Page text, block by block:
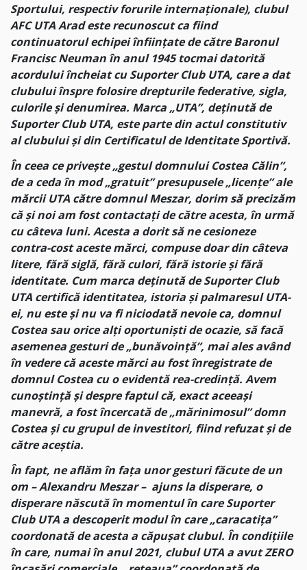
Sportului, respectiv forurile internaționale), clubul
AFC UTA Arad este recunoscut ca fiind
continuatorul echipei înființate de către Baronul
Francisc Neuman în anul 1945 tocmai datorită
acordului încheiat cu Suporter Club UTA, care a dat
clubului înspre folosire drepturile federative, sigla,
culorile și denumirea. Marca „UTA”, deținută de
Suporter Club UTA, este parte din actul constitutiv
al clubului și din Certificatul de Identitate Sportivă.
În ceea ce privește „gestul domnului Costea Călin”,
de a ceda în mod „gratuit” presupusele „licențe” ale
mărcii UTA către domnul Meszar, dorim să precizăm
că și noi am fost contactați de către acesta, în urmă
cu câteva luni. Acesta a dorit să ne cesioneze
contra-cost aceste mărci, compuse doar din câteva
litere, fără siglă, fără culori, fără istorie și fără
identitate. Cum marca deținută de Suporter Club
UTA certifică identitatea, istoria și palmaresul UTA-
ei, nu este și nu va fi niciodată nevoie ca, domnul
Costea sau orice alți oportuniști de ocazie, să facă
asemenea gesturi de „bunăvoință”, mai ales având
în vedere că aceste mărci au fost înregistrate de
domnul Costea cu o evidentă rea-credință. Avem
cunoștință și despre faptul că, exact aceeași
manevră, a fost încercată de „mărinimosul” domn
Costea și cu grupul de investitori, fiind refuzat și de
către aceștia.
În fapt, ne aflăm în fața unor gesturi făcute de un
om – Alexandru Meszar – ajuns la disperare, o
disperare născută în momentul în care Suporter
Club UTA a descoperit modul în care „caracatița”
coordonată de acesta a căpușat clubul. În condițiile
în care, numai în anul 2021, clubul UTA a avut ZERO